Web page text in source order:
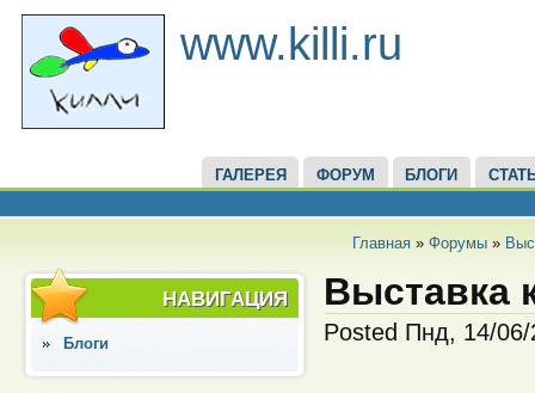
www.killi.ru
ГАЛЕРЕЯ ФОРУМ БЛОГИ
Главная» Форумы»
НАВИГАЦИЯ
Блоги
Выставка
Posted Пнд, 14/